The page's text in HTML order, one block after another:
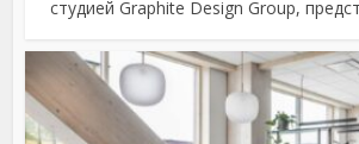
студией Graphite Design Group,